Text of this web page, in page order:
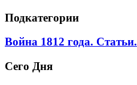
Подкатегории
Война 1812 года. Статьи.
Сего Дня